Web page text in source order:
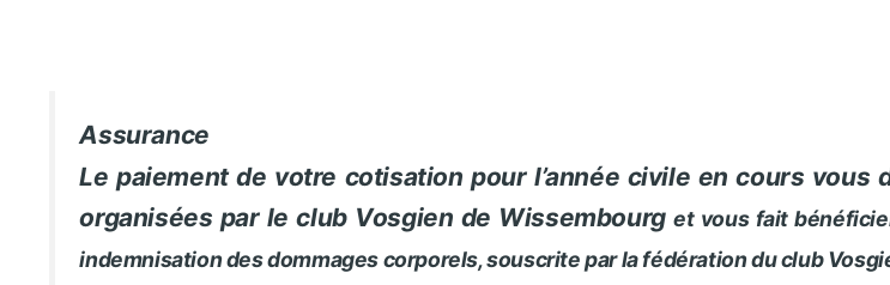
Assurance
Le paiement de votre cotisation pour l’année civile en cours vous
organisées par le club Vosgien de Wissembourget vous fait
indemnisationdes dommages corporels,souscrite par la fédération du club